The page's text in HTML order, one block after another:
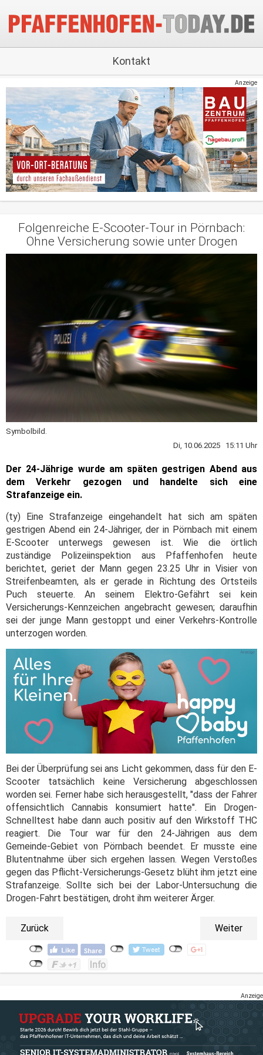
Kontakt
Anzeige
Folgenreiche E-Scooter-Tour in Pörnbach:
Ohne Versicherung sowie unter Drogen
Symbolbild.
Di, 10.06.2025 15:11 Uhr
Der 24-Jährige wurde am späten gestrigen Abend aus
dem Verkehr gezogen und handelte sich eine
Strafanzeige ein.
(ty) Eine Strafanzeige eingehandelt hat sich am späten
gestrigen Abend ein 24-Jähriger, der in Pörnbach mit einem
E-Scooter unterwegs gewesen ist. Wie die örtlich
zuständige Polizeiinspektion aus Pfaffenhofen heute
berichtet, geriet der Mann gegen 23.25 Uhr in Visier von
Streifenbeamten, als er gerade in Richtung des Ortsteils
Puch steuerte. An seinem Elektro-Gefährt sei kein
Versicherungs-Kennzeichen angebracht gewesen; daraufhin
sei der junge Mann gestoppt und einer Verkehrs-Kontrolle
unterzogen worden.
Bei der Überprüfung sei ans Licht gekommen, dass für den E-
Scooter tatsächlich keine Versicherung abgeschlossen
worden sei. Ferner habe sich herausgestellt, "dass der Fahrer
offensichtlich Cannabis konsumiert hatte". Ein Drogen-
Schnelltest habe dann auch positiv auf den Wirkstoff THC
reagiert. Die Tour war für den 24-Jährigen aus dem
Gemeinde-Gebiet von Pörnbach beendet. Er musste eine
Blutentnahme über sich ergehen lassen. Wegen Verstoßes
gegen das Pflicht-Versicherungs-Gesetz blüht ihm jetzt eine
Strafanzeige. Sollte sich bei der Labor-Untersuchung die
Drogen-Fahrt bestätigen, droht ihm weiterer Ärger.
Zurück Weiter
Anzeige